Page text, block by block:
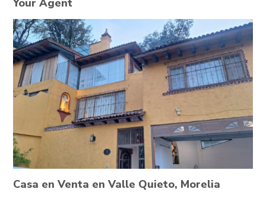
Casa en Venta en Valle Quieto, Morelia